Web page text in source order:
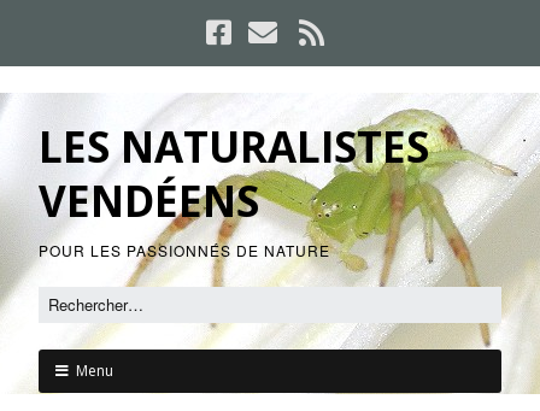
LES NATURALISTES
VENDÉENS
POUR LES PASSIONNÉS DE NATURE
Menu